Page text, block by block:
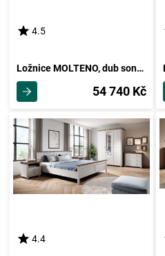
4.5
Ložnice MOLTENO, dub sonoma/bílý lesk, 5 let záruka
54 740 Kč
4.4